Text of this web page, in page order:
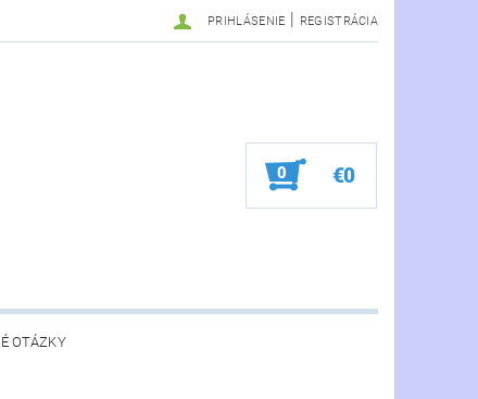
PRIHLÁSENIE | REGISTRÁCIA
0 €0
OTÁZKY